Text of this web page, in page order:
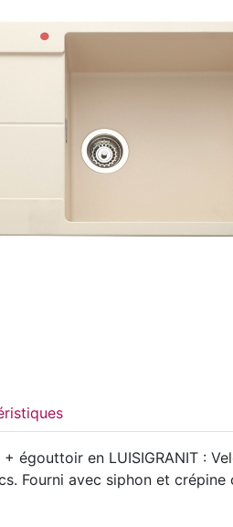
+ égouttoir en LUISIGRANIT :
Fourni avec siphon et